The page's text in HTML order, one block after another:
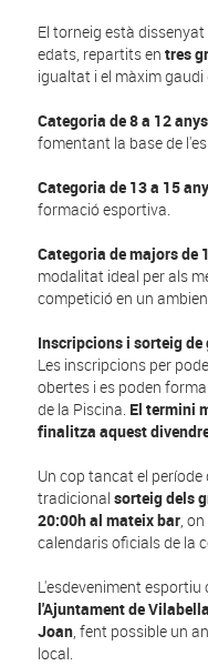
El torneig està
edats, repartits entres
igualtat i el màxim
Categoria de 8 a 12 anys
fomentant la base de
Categoria de 13 a 15
formació esportiva.
Categoria de majors de
modalitat ideal per als
competició en un
Inscripcions i sorteig de
Les inscripcions per
obertes i es poden
de la Piscina. El termini
finalitza aquest
Un cop tancat el
tradicionalsorteig dels
20:00h al mateix bar,
calendaris oficials de la
L'esdeveniment
l'Ajuntament de
Joan, fent possible un
local.